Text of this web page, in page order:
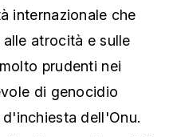
internazionale che
atrocità e sulle
prudenti nei
di genocidio
dell'Onu.